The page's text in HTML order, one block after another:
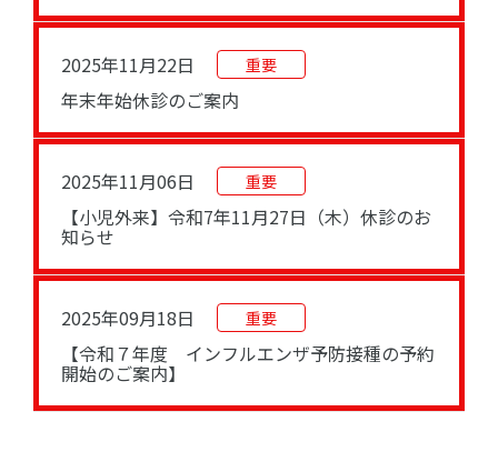
2025年11月22日 重要
年末年始休診のご案内
2025年11月06日 重要
【小児外来】令和7年11月27日（木）休診のお
知らせ
2025年09月18日 重要
【令和７年度 インフルエンザ予防接種の予約
開始のご案内】